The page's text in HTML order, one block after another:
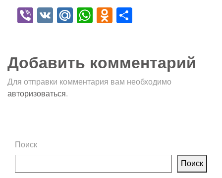
Viber
VK Mail.Ru
WhatsApp
Odnoklassniki
Добавить комментарий
Для отправки комментария вам необходимо
авторизоваться.
Поиск
Поиск